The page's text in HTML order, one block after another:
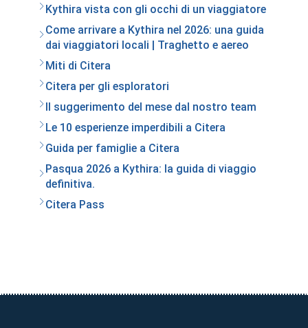
Kythira vista con gli occhi di un viaggiatore
Come arrivare a Kythira nel 2026: una guida
dai viaggiatori locali | Traghetto e aereo
Miti di Citera
Citera per gli esploratori
Il suggerimento del mese dal nostro team
Le 10 esperienze imperdibili a Citera
Guida per famiglie a Citera
Pasqua 2026 a Kythira: la guida di viaggio
definitiva.
Citera Pass